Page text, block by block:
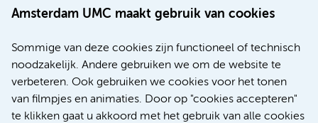
Amsterdam UMC maakt gebruik van cookies
Sommige van deze cookies zijn functioneel of technisch
noodzakelijk. Andere gebruiken we om de website te
verbeteren. Ook gebruiken we cookies voor het tonen
van filmpjes en animaties. Door op "cookies accepteren"
te klikken gaat u akkoord met het gebruik van alle cookies
Werken bij Amsterdam UMC
Nieuws
Research
Educatie locatie AMC
Educatie locatie VUmc